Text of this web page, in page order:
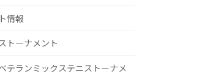
情報
トーナメント
テランミックステニストーナメ